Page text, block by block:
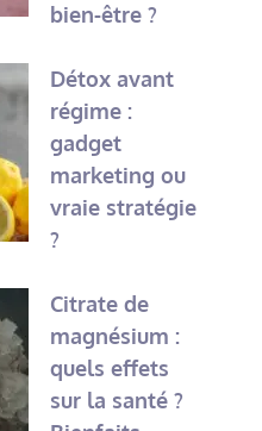
bien-être ?
Détox avant
régime :
gadget
marketing ou
vraie stratégie
?
Citrate de
magnésium :
quels effets
sur la santé ?